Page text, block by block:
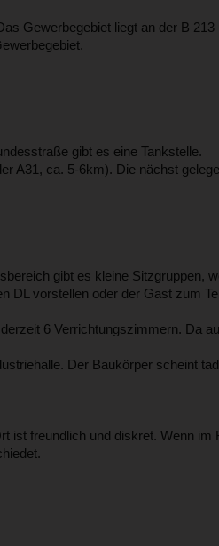
Gewerbegebiet liegt an der B 213
gibt es eine Tankstelle.
A31, ca. 5-6km). Die nächst
gibt es kleine Sitzgruppen,
DL vorstellen oder der Gast zum
6 Verrichtungszimmern. Da
Der Baukörper scheint
ist freundlich und diskret. Wenn im